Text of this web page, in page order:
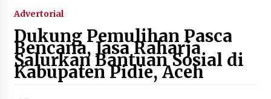
2 tahun ago
Laporan Dugaan Pencabulan di Desa Sepayung
Kec. Plampang, Polres Sumbawa Pastikan
Proses Penyelidikan Berjalan Maksimal
4 minggu ago
Advertorial
Dukung Pemulihan Pasca
Bencana, Jasa Raharja
Salurkan Bantuan Sosial di
Kabupaten Pidie, Aceh